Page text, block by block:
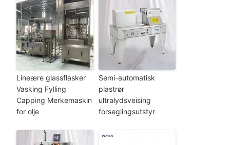
Lineære glassflasker
Vasking Fylling
Capping Merkemaskin
for olje
Semi-automatisk
plastrør
ultralydsveising
forseglingsutstyr